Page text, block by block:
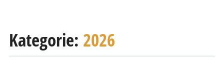
zum
Kategorie: 2026